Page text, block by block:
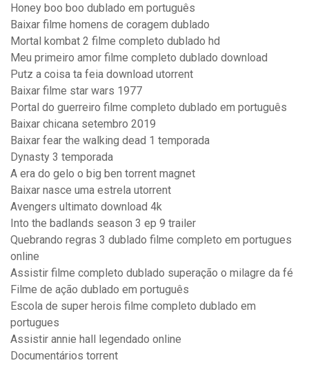
Honey boo boo dublado em português
Baixar filme homens de coragem dublado
Mortal kombat 2 filme completo dublado hd
Meu primeiro amor filme completo dublado download
Putz a coisa ta feia download utorrent
Baixar filme star wars 1977
Portal do guerreiro filme completo dublado em português
Baixar chicana setembro 2019
Baixar fear the walking dead 1 temporada
Dynasty 3 temporada
A era do gelo o big ben torrent magnet
Baixar nasce uma estrela utorrent
Avengers ultimato download 4k
Into the badlands season 3 ep 9 trailer
Quebrando regras 3 dublado filme completo em portugues
online
Assistir filme completo dublado superação o milagre da fé
Filme de ação dublado em português
Escola de super herois filme completo dublado em
portugues
Assistir annie hall legendado online
Documentários torrent